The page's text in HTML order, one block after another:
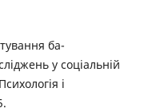
ба-
у соціальній
і